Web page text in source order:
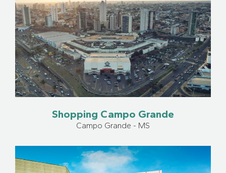
Shopping Campo Grande
Campo Grande - MS